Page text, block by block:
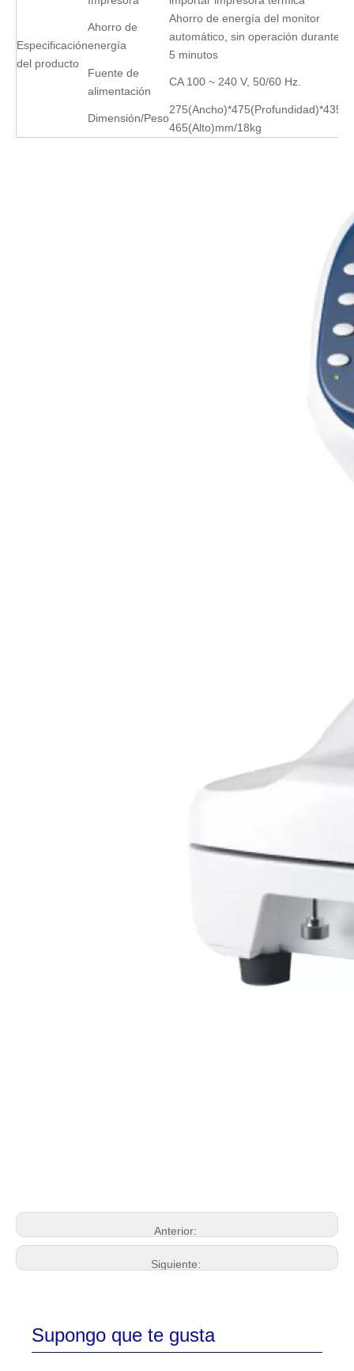
Especificación
del producto
Ahorro de
energía
Ahorro de energía del monitor
automático, sin operación durante
5 minutos
Fuente de
alimentación
CA 100 ~ 240 V, 50/60 Hz.
Dimensión/Peso
275(Ancho)*475(Profundidad)*435-
465(Alto)mm/18kg
Anterior:
Siguiente:
Supongo que te gusta